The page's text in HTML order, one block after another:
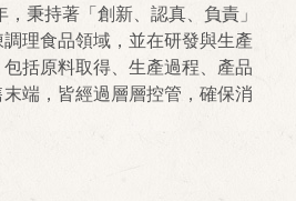
秉持著「創新、認真、負責」
理食品領域，並在研發與生產
括原料取得、生產過程、產品
端，皆經過層層控管，確保消